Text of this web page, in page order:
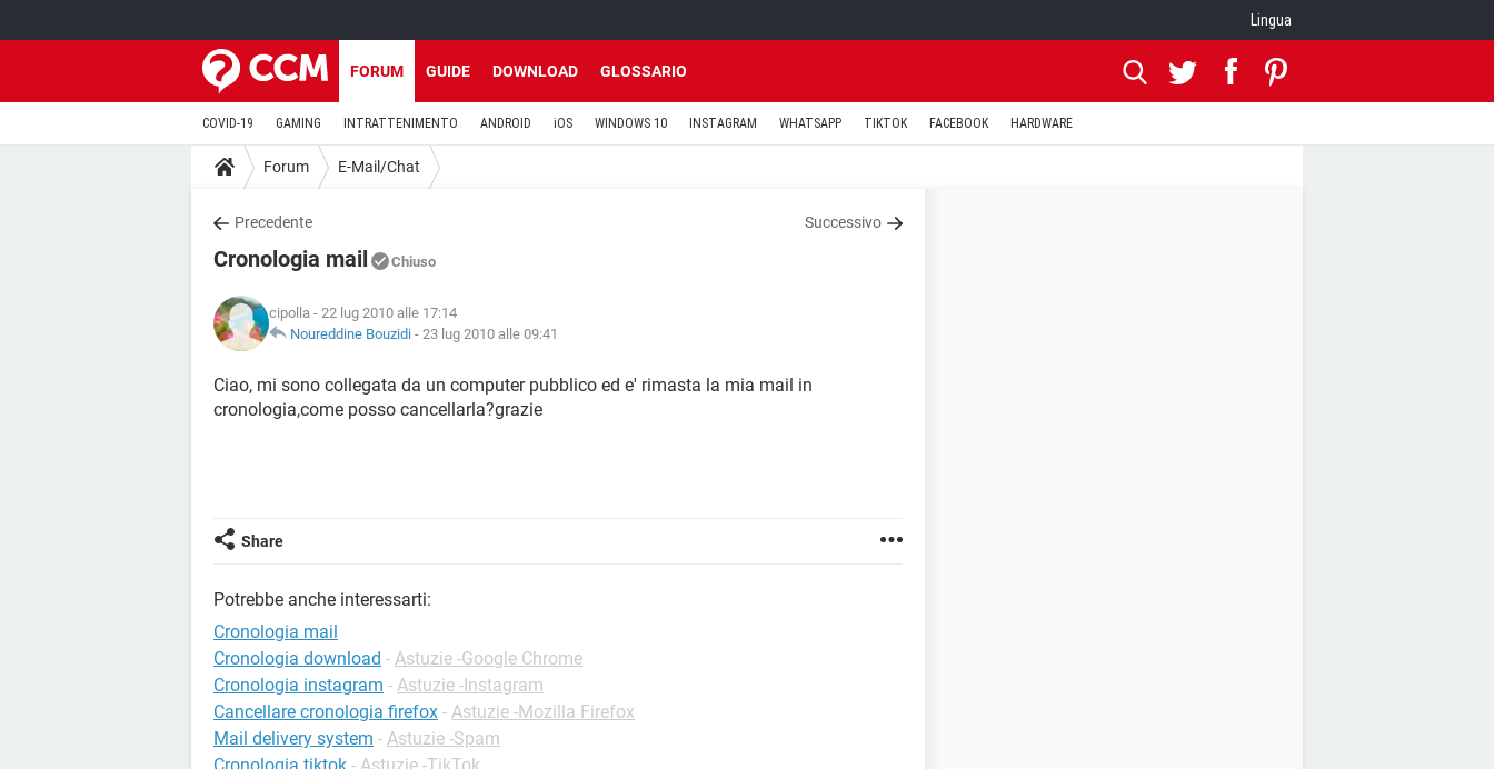
Lingua
FORUM GUIDE DOWNLOAD GLOSSARIO
COVID-19 GAMING INTRATTENIMENTO ANDROID iOS WINDOWS 10 INSTAGRAM WHATSAPP TIKTOK FACEBOOK HARDWARE
Forum E-Mail/Chat
Precedente Successivo
Cronologia mail Chiuso
cipolla - 22 lug 2010 alle 17:14
Noureddine Bouzidi - 23 lug 2010 alle 09:41
Ciao, mi sono collegata da un computer pubblico ed e' rimasta la mia mail in
cronologia,come posso cancellarla?grazie
Share
Potrebbe anche interessarti:
Cronologia mail
Cronologia download - Astuzie -Google Chrome
Cronologia instagram - Astuzie -Instagram
Cancellare cronologia firefox - Astuzie -Mozilla Firefox
Mail delivery system - Astuzie -Spam